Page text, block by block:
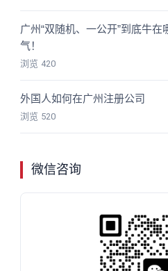
广州“双随机、一公开”到底牛
气！
浏览 420
外国人如何在广州注册公司
浏览 520
微信咨询